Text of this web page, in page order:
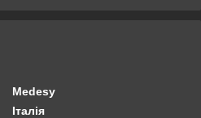
Medesy
Італія